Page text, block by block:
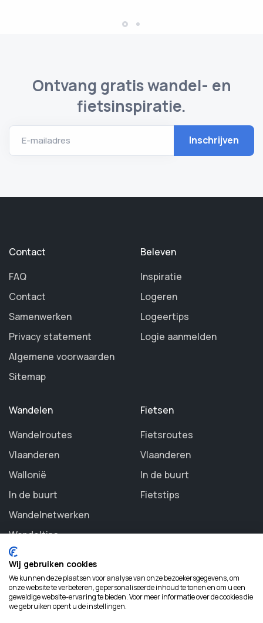
Ontvang gratis wandel- en
fietsinspiratie.
E-mailadres
Contact
FAQ
Contact
Samenwerken
Privacy statement
Algemene voorwaarden
Sitemap
Beleven
Inspiratie
Logeren
Logeertips
Logie aanmelden
Wandelen
Wandelroutes
Vlaanderen
Wallonië
In de buurt
Wandelnetwerken
Wandeltips
Fietsen
Fietsroutes
Vlaanderen
In de buurt
Fietstips
©2026 Routezoeker. All rights reserved.
Wij gebruiken cookies
We kunnen deze plaatsen voor analyse van onze bezoekersgegevens, om
onze website te verbeteren, gepersonaliseerde inhoud te tonen en om u een
geweldige website-ervaring te bieden. Voor meer informatie over de cookies die
we gebruiken opent u de instellingen.